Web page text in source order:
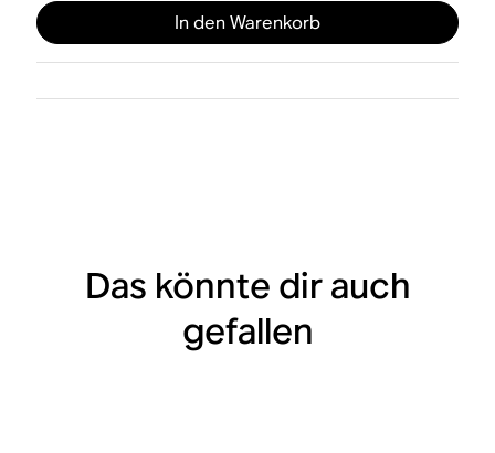
In den Warenkorb
Das könnte dir auch
gefallen